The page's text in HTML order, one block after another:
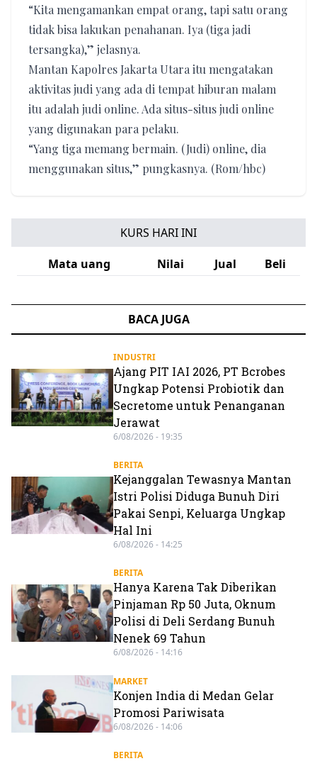
“Kita mengamankan empat orang, tapi satu orang
tidak bisa lakukan penahanan. Iya (tiga jadi
tersangka),” jelasnya.
Mantan Kapolres Jakarta Utara itu mengatakan
aktivitas judi yang ada di tempat hiburan malam
itu adalah judi online. Ada situs-situs judi online
yang digunakan para pelaku.
“Yang tiga memang bermain. (Judi) online, dia
menggunakan situs,” pungkasnya. (Rom/hbc)
KURS HARI INI
Mata uang
Nilai Jual Beli
BACA JUGA
INDUSTRI
Ajang PIT IAI 2026, PT Bcrobes
Ungkap Potensi Probiotik dan
Secretome untuk Penanganan
Jerawat
6/08/2026 - 19:35
BERITA
Kejanggalan Tewasnya Mantan
Istri Polisi Diduga Bunuh Diri
Pakai Senpi, Keluarga Ungkap
Hal Ini
6/08/2026 - 14:25
BERITA
Hanya Karena Tak Diberikan
Pinjaman Rp 50 Juta, Oknum
Polisi di Deli Serdang Bunuh
Nenek 69 Tahun
6/08/2026 - 14:16
MARKET
Konjen India di Medan Gelar
Promosi Pariwisata
6/08/2026 - 14:06
BERITA